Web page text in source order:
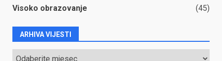
Visoko obrazovanje (45)
ARHIVA VIJESTI
ARHIVA